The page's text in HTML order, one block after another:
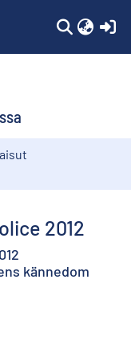
2012
kännedom